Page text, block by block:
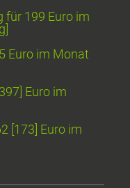
für 199 Euro im
Euro im Monat
Euro im
[173] Euro im